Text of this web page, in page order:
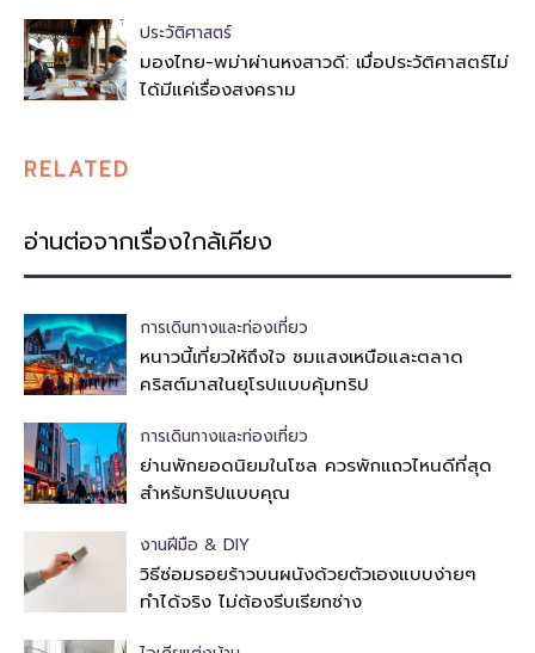
ประวัติศาสตร์
มองไทย-พม่าผ่านหงสาวดี: เมื่อประวัติศาสตร์ไม่
ได้มีแค่เรื่องสงคราม
RELATED
อ่านต่อจากเรื่องใกล้เคียง
การเดินทางและท่องเที่ยว
หนาวนี้เที่ยวให้ถึงใจ ชมแสงเหนือและตลาด
คริสต์มาสในยุโรปแบบคุ้มทริป
การเดินทางและท่องเที่ยว
ย่านพักยอดนิยมในโซล ควรพักแถวไหนดีที่สุด
สำหรับทริปแบบคุณ
งานฝีมือ & DIY
วิธีซ่อมรอยร้าวบนผนังด้วยตัวเองแบบง่ายๆ
ทำได้จริง ไม่ต้องรีบเรียกช่าง